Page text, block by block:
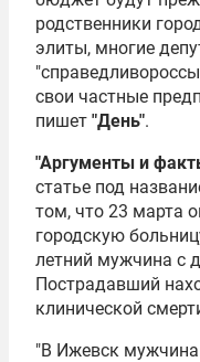
родственники
элиты, многие
свои частные
пишет "День".
"Аргументы и
статье под
том, что 23 марта
городскую
летний мужчина с
Пострадавший
клинической
"В Ижевск мужчина